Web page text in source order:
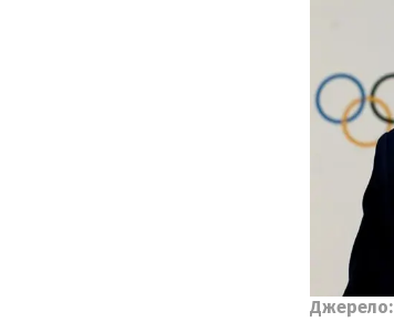
Джерело: